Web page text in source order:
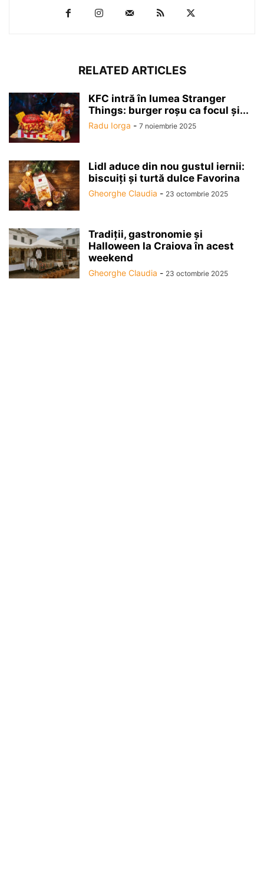
RELATED ARTICLES
KFC intră în lumea Stranger
Things: burger roșu ca focul și...
Radu Iorga - 7 noiembrie 2025
Lidl aduce din nou gustul iernii:
biscuiți și turtă dulce Favorina
Gheorghe Claudia - 23 octombrie 2025
Tradiții, gastronomie și
Halloween la Craiova în acest
weekend
Gheorghe Claudia - 23 octombrie 2025